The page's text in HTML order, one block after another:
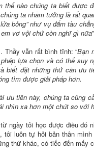
thế nào chúng ta biết được
ta nhầm tưởng là rất
bỏng” như vụ đắm tàu
vơ vội chứ còn nghĩ gì nữa
Thầy vẫn rất bình tĩnh: “Bạn
lựa chọn và có thể suy
biết đặt những thứ cần ưu
tìm được giải pháp hơn.
ưu tiên này, chúng ta cũng
nhìn xa hơn một chút so với
ngày tôi học được điều đó
tôi luôn tự hỏi bản thân
thứ khác, có tiếc đến mấy